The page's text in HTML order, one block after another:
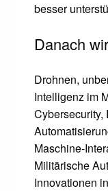
besser
Danach
Drohnen,
Intelligenz im
Cybersecurity,
Maschine-
Militärische
Innovationen